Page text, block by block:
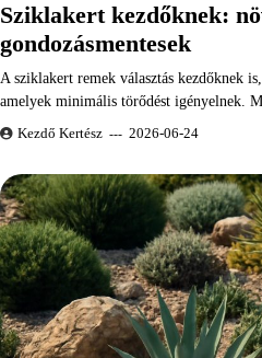
Sziklakert kezdőknek:
gondozásmentesek
A sziklakert remek választás kezdőknek
amelyek minimális törődést igényelnek.
Kezdő Kertész 2026-06-24